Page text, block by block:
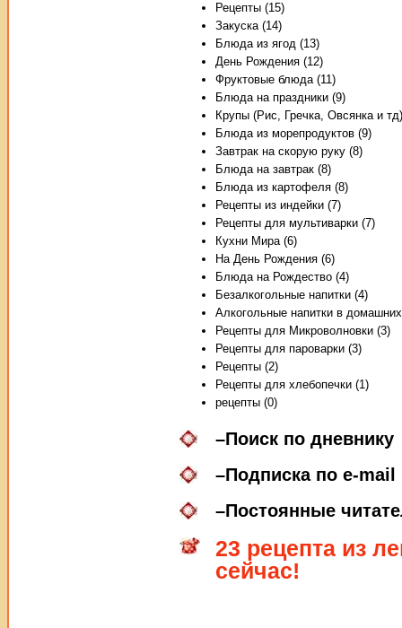
Рецепты (15)
Закуска (14)
Блюда из ягод (13)
День Рождения (12)
Фруктовые блюда (11)
Блюда на праздники (9)
Крупы (Рис, Гречка, Овсянка и
Блюда из морепродуктов (9)
Завтрак на скорую руку (8)
Блюда на завтрак (8)
Блюда из картофеля (8)
Рецепты из индейки (7)
Рецепты для мультиварки (7)
Кухни Мира (6)
На День Рождения (6)
Блюда на Рождество (4)
Безалкогольные напитки (4)
Алкогольные напитки в
Рецепты для Микроволновки (3)
Рецепты для пароварки (3)
Рецепты (2)
Рецепты для хлебопечки (1)
рецепты (0)
–Поиск по дневнику
–Подписка по e-mail
–Постоянные
23 рецепта из
сейчас!